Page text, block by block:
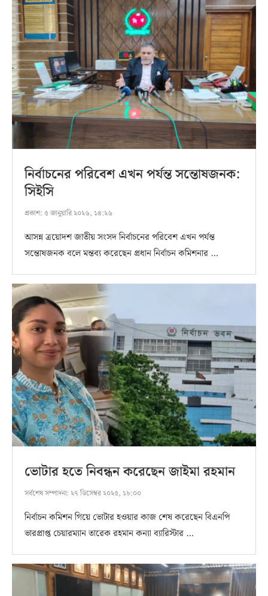
নির্বাচনের পরিবেশ এখন পর্যন্ত সন্তোষজনক:
সিইসি
প্রকাশ: ৫ জানুয়ারি ২০২৬, ১৪:২৬
আসন্ন ত্রয়োদশ জাতীয় সংসদ নির্বাচনের পরিবেশ এখন পর্যন্ত
সন্তোষজনক বলে মন্তব্য করেছেন প্রধান নির্বাচন কমিশনার …
ভোটার হতে নিবন্ধন করেছেন জাইমা রহমান
সর্বশেষ সম্পাদনা: ২৭ ডিসেম্বর ২০২৫, ১৮:০০
নির্বাচন কমিশন গিয়ে ভোটার হওয়ার কাজ শেষ করেছেন বিএনপি
ভারপ্রাপ্ত চেয়ারম্যান তারেক রহমান কন্যা ব্যারিস্টার …